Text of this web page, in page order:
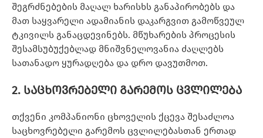
შეგრძნებების მაღალ ხარისხს განაპირობებს და
მათ საყვარელი ადამიანის დაკარგვით გამოწვეულ
ტკივილს განაცდევინებს. მწუხარების პროცესის
შესამსუბუქებლად მნიშვნელოვანია ძაღლებს
სათანადო ყურადღება და დრო დავუთმოთ.
2. საცხოვრებელი გარემოს ცვლილება
თქვენი კომპანიონი ცხოველის ქცევა შესაძლოა
საცხოვრებელი გარემოს ცვლილებასთან ერთად